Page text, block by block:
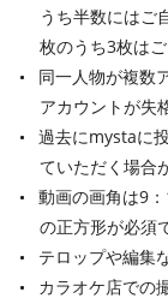
うち半数にはご
枚のうち3枚はご
同一人物が複数
アカウントが失
過去にmystaに
ていただく場合
動画の画角は9
の正方形が必須
テロップや編集
カラオケ店での